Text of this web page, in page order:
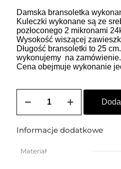
Damska bransoletka
Kuleczki wykonane są ze
pozłoconego 2 mikronami
Wysokość wiszącej
Długość bransoletki to 25
wykonujemy na zamówienie.
Cena obejmuje wykonanie
ZOZO
bransoletka
na
szczęście
Informacje dodatkowe
Materiał